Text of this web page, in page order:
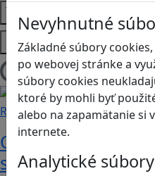
Nevyhnutné
Základné súbory
po webovej stránke a
súbory cookies
ktoré by mohli byť
alebo na zapamätanie si
internete.
Analytické
Témy
Platformy
Načítam blogy
Recenzie
Otestujete a
svete s hrou